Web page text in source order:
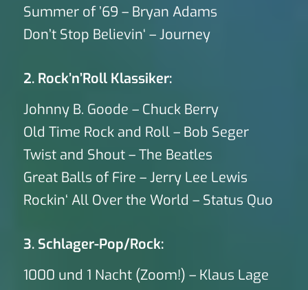
Summer of ’69 – Bryan Adams
Don’t Stop Believin‘ – Journey
2. Rock’n’Roll Klassiker:
Johnny B. Goode – Chuck Berry
Old Time Rock and Roll – Bob Seger
Twist and Shout – The Beatles
Great Balls of Fire – Jerry Lee Lewis
Rockin‘ All Over the World – Status Quo
3. Schlager-Pop/Rock:
1000 und 1 Nacht (Zoom!) – Klaus Lage